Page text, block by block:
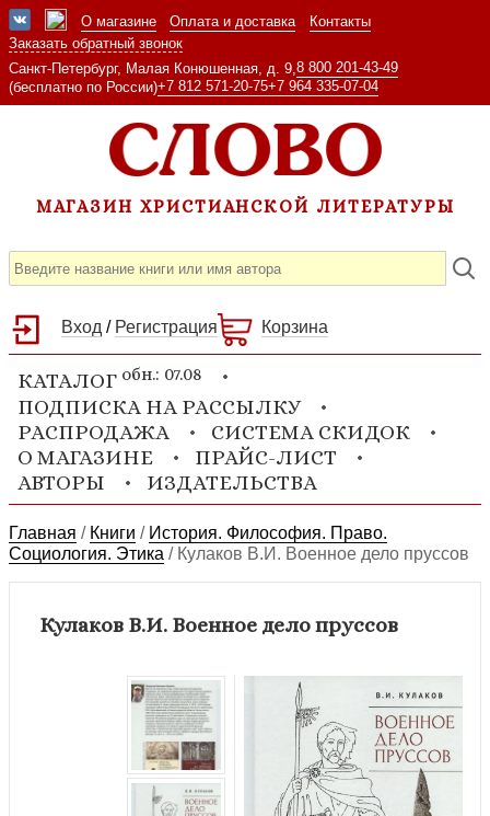
О магазине Оплата и доставка
Контакты
Заказать обратный звонок
Санкт-Петербург, Малая Конюшенная, д. 9, 8 800 201-43-49
(бесплатно по России)+7 812 571-20-75+7 964 335-07-04
МАГАЗИН ХРИСТИАНСКОЙ ЛИТЕРАТУРЫ
Вход / Регистрация Корзина
КАТАЛОГ обн.: 07.08
ПОДПИСКА НА РАССЫЛКУ
РАСПРОДАЖА
СИСТЕМА СКИДОК
О МАГАЗИНЕ
ПРАЙС-ЛИСТ
АВТОРЫ
ИЗДАТЕЛЬСТВА
Главная / Книги / История. Философия. Право.
Социология. Этика / Кулаков В.И. Военное дело пруссов
Кулаков В.И. Военное дело пруссов